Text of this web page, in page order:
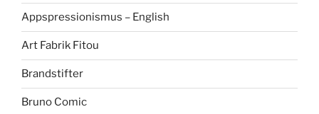
Appspressionismus – English
Art Fabrik Fitou
Brandstifter
Bruno Comic